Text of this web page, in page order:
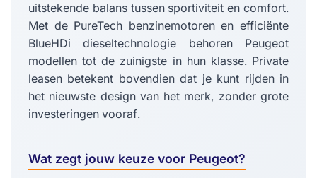
uitstekende balans tussen sportiviteit en comfort.
Met de PureTech benzinemotoren en efficiënte
BlueHDi dieseltechnologie behoren Peugeot
modellen tot de zuinigste in hun klasse. Private
leasen betekent bovendien dat je kunt rijden in
het nieuwste design van het merk, zonder grote
investeringen vooraf.
Wat zegt jouw keuze voor Peugeot?